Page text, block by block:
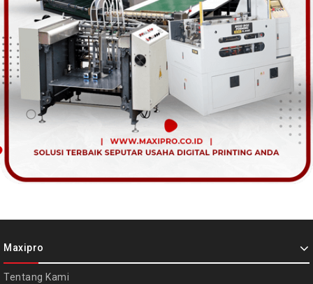
Maxipro
Tentang Kami